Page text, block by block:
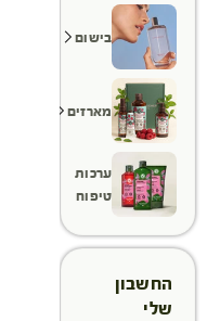
בישום
מארזים
ערכות
טיפוח
החשבון
שלי